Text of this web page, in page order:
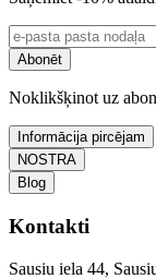
Abonēt
Noklikšķinot uz
Informācija pircējam
NOSTRA
Blog
Kontakti
Sausiu iela 44,